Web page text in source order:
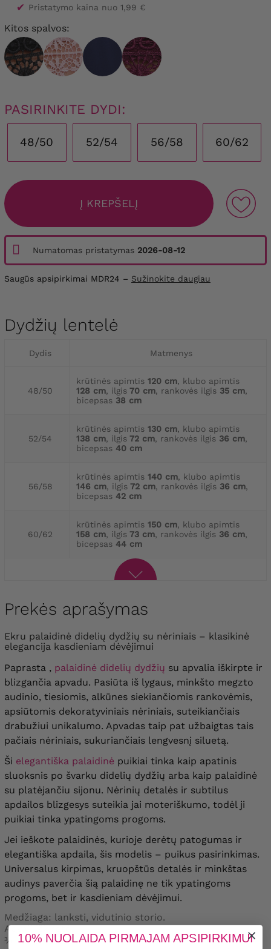
✔ Pristatymo kaina nuo 1,99 €
Kitos spalvos:
PASIRINKITE DYDI:
48/50 52/54 56/58 60/62
Į KREPŠELĮ
Numatomas pristatymas 2026-08-12
Saugūs apsipirkimai MDR24 – Sužinokite daugiau
Dydžių lentelė
Dydis Matmenys
48/50
krūtinės apimtis 120 cm, klubo apimtis
128 cm, ilgis 70 cm, rankovės ilgis 35 cm,
bicepsas 38 cm
52/54
krūtinės apimtis 130 cm, klubo apimtis
138 cm, ilgis 72 cm, rankovės ilgis 36 cm,
bicepsas 40 cm
56/58
krūtinės apimtis 140 cm, klubo apimtis
146 cm, ilgis 72 cm, rankovės ilgis 36 cm,
bicepsas 42 cm
60/62
krūtinės apimtis 150 cm, klubo apimtis
158 cm, ilgis 73 cm, rankovės ilgis 36 cm,
bicepsas 44 cm
Prekės aprašymas
Ekru palaidinė didelių dydžių su nėriniais – klasikinė
elegancija kasdieniam dėvėjimui
Paprasta , palaidinė didelių dydžių su apvalia iškirpte ir
blizgančia apvadu. Pasiūta iš lygaus, minkšto megzto
audinio, tiesiomis, alkūnes siekiančiomis rankovėmis,
apsiūtomis dekoratyviniais nėriniais, suteikiančiais
drabužiui unikalumo. Apvadas taip pat užbaigtas tais
pačiais nėriniais, sukuriančiais lengvesnį siluetą.
Ši elegantiška palaidinė puikiai tinka kaip apatinis
sluoksnis po švarku didelių dydžių arba kaip palaidinė
su platėjančiu sijonu. Nėrinių detalės ir subtilus
apdailos blizgesys suteikia jai moteriškumo, todėl ji
puikiai tinka ypatingoms progoms.
Jei ieškote palaidinės, kurioje derėtų patogumas ir
elegantiška apdaila, šis modelis – puikus pasirinkimas.
Universalus kirpimas, kruopštūs detalės ir minkštas
audinys paverčia šią palaidinę ne tik ypatingoms
progoms, bet ir kasdieniam dėvėjimui.
Medžiaga: lanksti, vidutinio storio.
Apvali iškirptė.
¾ rankovės.
10% NUOLAIDA PIRMAJAM APSIPIRKIMUI